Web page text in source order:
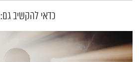
כדאי להקשיב גם: